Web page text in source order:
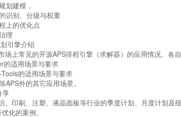
划建模，
识别、分级与权重
上的优化点
理
引擎介绍
上常见的开源APS排程引擎（求解器）的应用情况、各自
的适用场景与要求
的适用场景与要求
APS外的其它应用场景。
享
印刷、注塑、液晶面板等行业的季度计划、月度计划及
化的案例。